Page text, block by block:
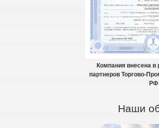
Компания внесена
партнеров Торгово-
РФ
Наши